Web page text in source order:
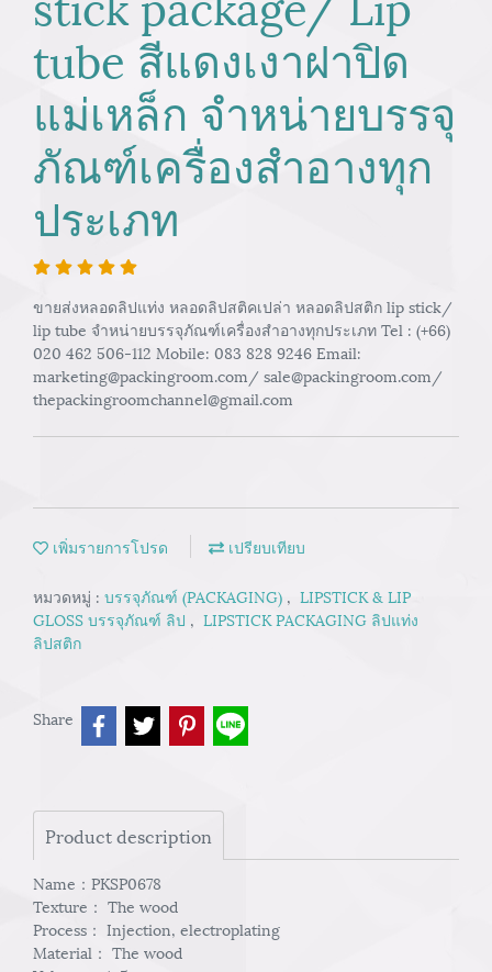
tube สีแดงเงาฝาปิด
แม่เหล็ก จำหน่ายบรรจุ
ภัณฑ์เครื่องสำอางทุก
ประเภท
ขายส่งหลอดลิปแท่ง หลอดลิปสติคเปล่า หลอดลิปสติก lip stick/
lip tube จำหน่ายบรรจุภัณฑ์เครื่องสำอางทุกประเภท Tel : (+66)
020 462 506-112 Mobile: 083 828 9246 Email:
marketing@packingroom.com/ sale@packingroom.com/
thepackingroomchannel@gmail.com
เพิ่มรายการโปรด เปรียบเทียบ
หมวดหมู่ : บรรจุภัณฑ์ (PACKAGING) , LIPSTICK & LIP
GLOSS บรรจุภัณฑ์ ลิป , LIPSTICK PACKAGING ลิปแท่ง
ลิปสติก
Share
Product description
Name：PKSP0678
Texture： The wood
Process： Injection, electroplating
Material： The wood